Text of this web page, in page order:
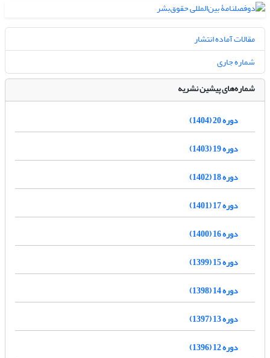
مقالات آماده انتشار
شماره جاری
شماره‌های پیشین نشریه
دوره 20 (1404)
دوره 19 (1403)
دوره 18 (1402)
دوره 17 (1401)
دوره 16 (1400)
دوره 15 (1399)
دوره 14 (1398)
دوره 13 (1397)
دوره 12 (1396)